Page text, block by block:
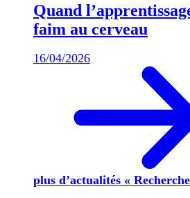
Quand
faim au cerveau
16/04/2026
plus d’actualités «